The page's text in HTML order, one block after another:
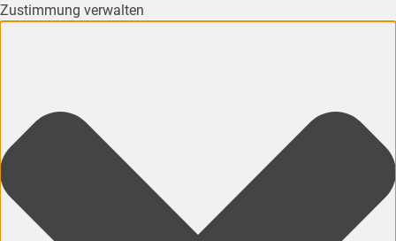
Zustimmung verwalten